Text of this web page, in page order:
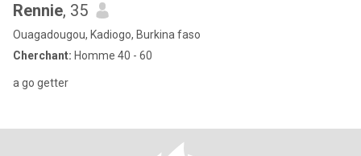
Rennie, 35
Ouagadougou, Kadiogo, Burkina faso
Cherchant: Homme 40 - 60
a go getter